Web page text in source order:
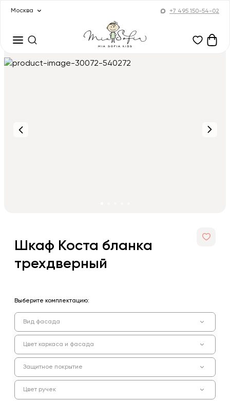
Москва +7 495 150-54-02
Шкаф Коста бланка
трехдверный
Выберите комплектацию:
Вид фасада
Цвет каркаса и фасада
Защитное покрытие
Цвет ручек